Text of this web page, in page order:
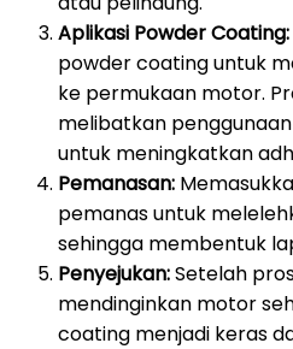
Aplikasi Powder Coating:
powder coating untuk
ke permukaan motor.
melibatkan
untuk meningkatkan
Pemanasan:
pemanas untuk
sehingga membentuk
Penyejukan:Setelah
mendinginkan motor
coating menjadi keras